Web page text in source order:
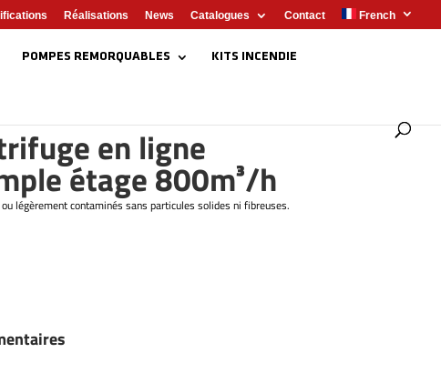
Réalisations News Catalogues Contact French
POMPES REMORQUABLES KITS INCENDIE
en ligne
étage 800m³/h
légèrement contaminés sans particules solides ni fibreuses.